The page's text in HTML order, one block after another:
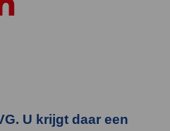
U krijgt daar een